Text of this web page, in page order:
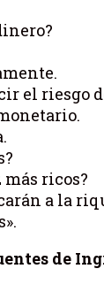
el riesgo
más ricos?
a la
de